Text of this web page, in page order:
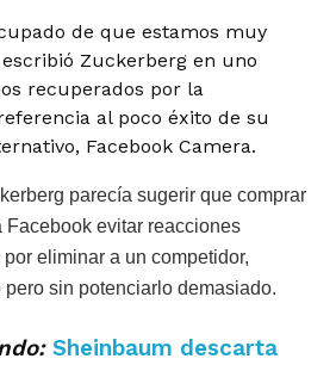
de que estamos muy
escribió Zuckerberg en uno
recuperados por la
al poco éxito de su
Facebook Camera.
parecía sugerir que comprar
Facebook evitar reacciones
eliminar a un competidor,
sin potenciarlo demasiado.
Sheinbaum descarta